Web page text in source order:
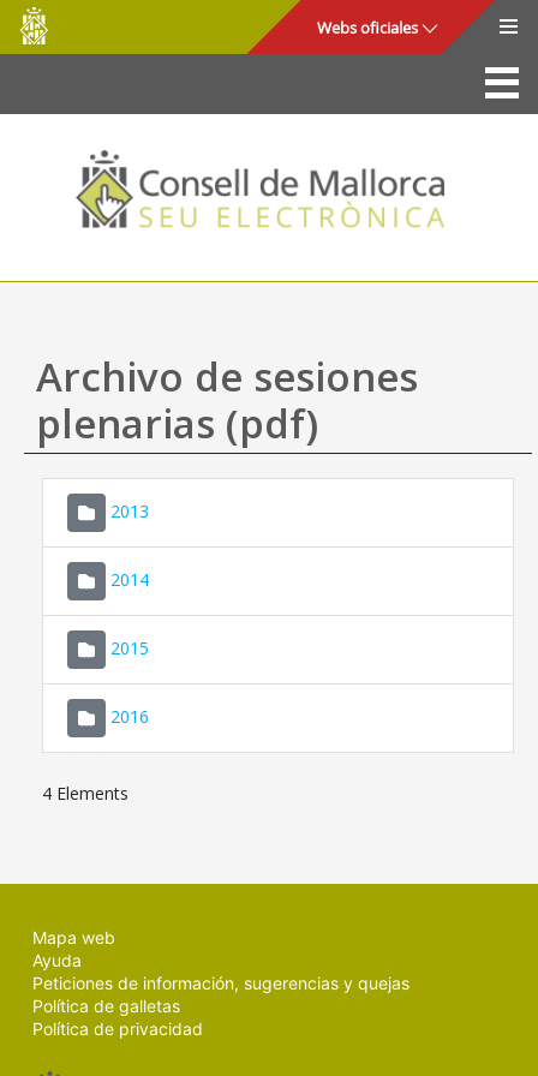
Saltar al contenido principal
Consell
de
Mallorca
Webs oficiales
La Sede
Consejo de Mallorca
Acceso y seguridad
Utilidades
Mapa web
Ayuda
Archivo de sesiones
plenarias (pdf)
2013
2014
2015
2016
4 Elements
Mapa web
Ayuda
Peticiones de información, sugerencias y quejas
Política de galletas
Política de privacidad